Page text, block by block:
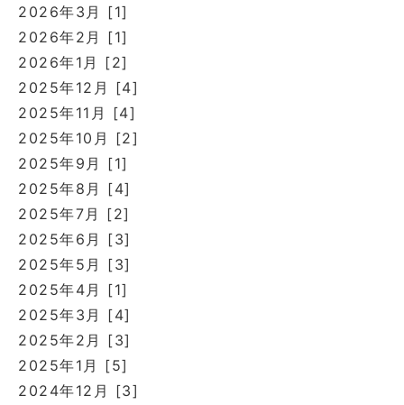
2026年3月 [1]
2026年2月 [1]
2026年1月 [2]
2025年12月 [4]
2025年11月 [4]
2025年10月 [2]
2025年9月 [1]
2025年8月 [4]
2025年7月 [2]
2025年6月 [3]
2025年5月 [3]
2025年4月 [1]
2025年3月 [4]
2025年2月 [3]
2025年1月 [5]
2024年12月 [3]